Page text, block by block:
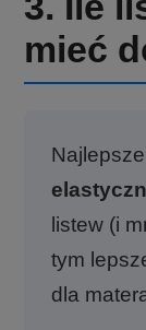
mieć
listew (i
tym
dla